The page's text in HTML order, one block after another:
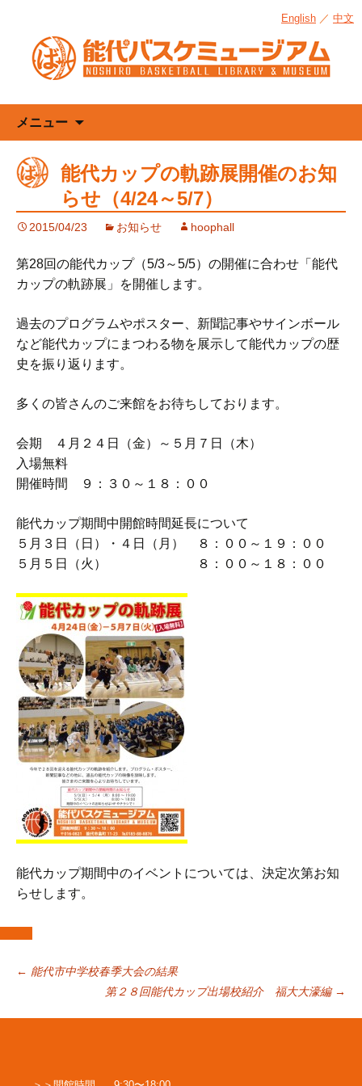
English ／ 中文
メニュー
ン
ツ
へ
ス
キ
ッ
能代カップの軌跡展開催のお知
らせ（4/24～5/7）
2015/04/23 お知らせ hoophall
第28回の能代カップ（5/3～5/5）の開催に合わせ「能代
カップの軌跡展」を開催します。
過去のプログラムやポスター、新聞記事やサインボール
など能代カップにまつわる物を展示して能代カップの歴
史を振り返ります。
多くの皆さんのご来館をお待ちしております。
会期 ４月２４日（金）～５月７日（木）
入場無料
開催時間 ９：３０～１８：００
能代カップ期間中開館時間延長について
５月３日（日）・４日（月） ８：００～１９：００
５月５日（火） ８：００～１８：００
能代カップ期間中のイベントについては、決定次第お知
らせします。
投
稿
← 能代市中学校春季大会の結果
第２８回能代カップ出場校紹介 福大大濠編 →